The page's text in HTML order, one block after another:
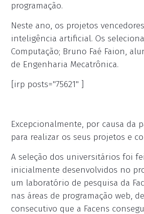
programação.
Neste ano, os projetos
inteligência artificial. Os
Computação; Bruno Faé Faion,
de Engenharia Mecatrônica.
[irp posts="75621" ]
Excepcionalmente, por causa da
para realizar os seus projetos e
A seleção dos universitários foi
inicialmente desenvolvidos no
um laboratório de pesquisa da
nas áreas de programação web,
consecutivo que a Facens